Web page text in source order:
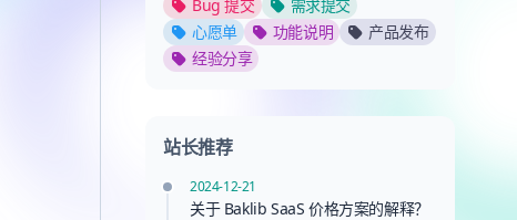
Bug 提交
需求提交
心愿单
功能说明
产品发布
经验分享
站长推荐
2024-12-21
关于 Baklib SaaS 价格方案的解释？